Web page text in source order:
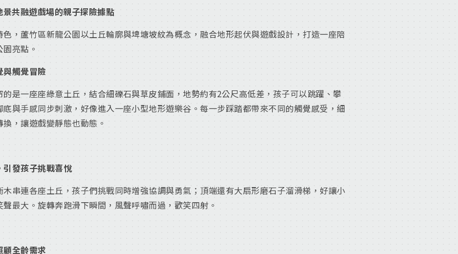
共融遊戲場的親子探險據點
，蘆竹區新龍公園以土丘輪廓與埤塘坡紋為概念，融合地形起伏與遊戲設計，打造一座陪
亮點。
觸覺冒險
是一座座綠意土丘，結合細礫石與草皮鋪面，地勢約有2公尺高低差，孩子可以跳躍、攀
與手感同步刺激，好像進入一座小型地形遊樂谷。每一步踩踏都帶來不同的觸覺感受，細
，讓遊戲變靜態也動態。
發孩子挑戰喜悅
串連各座土丘，孩子們挑戰同時增強協調與勇氣；頂端還有大扇形磨石子溜滑梯，好讓小
最大。旋轉奔跑滑下瞬間，風聲呼嘯而過，歡笑四射。
全齡需求